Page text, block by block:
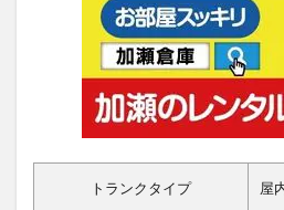
トランクタイプ 屋